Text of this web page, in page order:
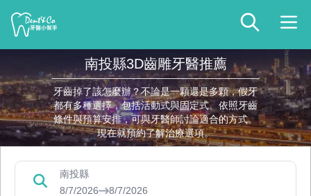
南投縣3D齒雕牙醫推薦
牙齒掉了該怎麼辦？不論是一顆還是多顆，假牙
都有多種選擇，包括活動式與固定式。依照牙齒
條件與預算安排，可與牙醫師討論適合的方式。
現在就預約了解治療選項。
南投縣
8/7/2026
8/7/2026